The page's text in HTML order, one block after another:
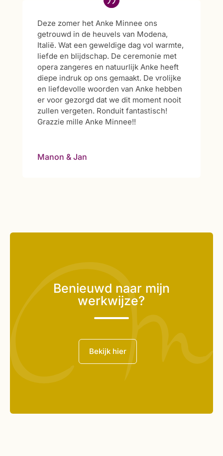
Deze zomer het Anke Minnee ons
getrouwd in de heuvels van Modena,
Italië. Wat een geweldige dag vol warmte,
liefde en blijdschap. De ceremonie met
opera zangeres en natuurlijk Anke heeft
diepe indruk op ons gemaakt. De vrolijke
en liefdevolle woorden van Anke hebben
er voor gezorgd dat we dit moment nooit
zullen vergeten. Ronduit fantastisch!
Grazzie mille Anke Minnee!!
Manon & Jan
Benieuwd naar mijn
werkwijze?
Bekijk hier